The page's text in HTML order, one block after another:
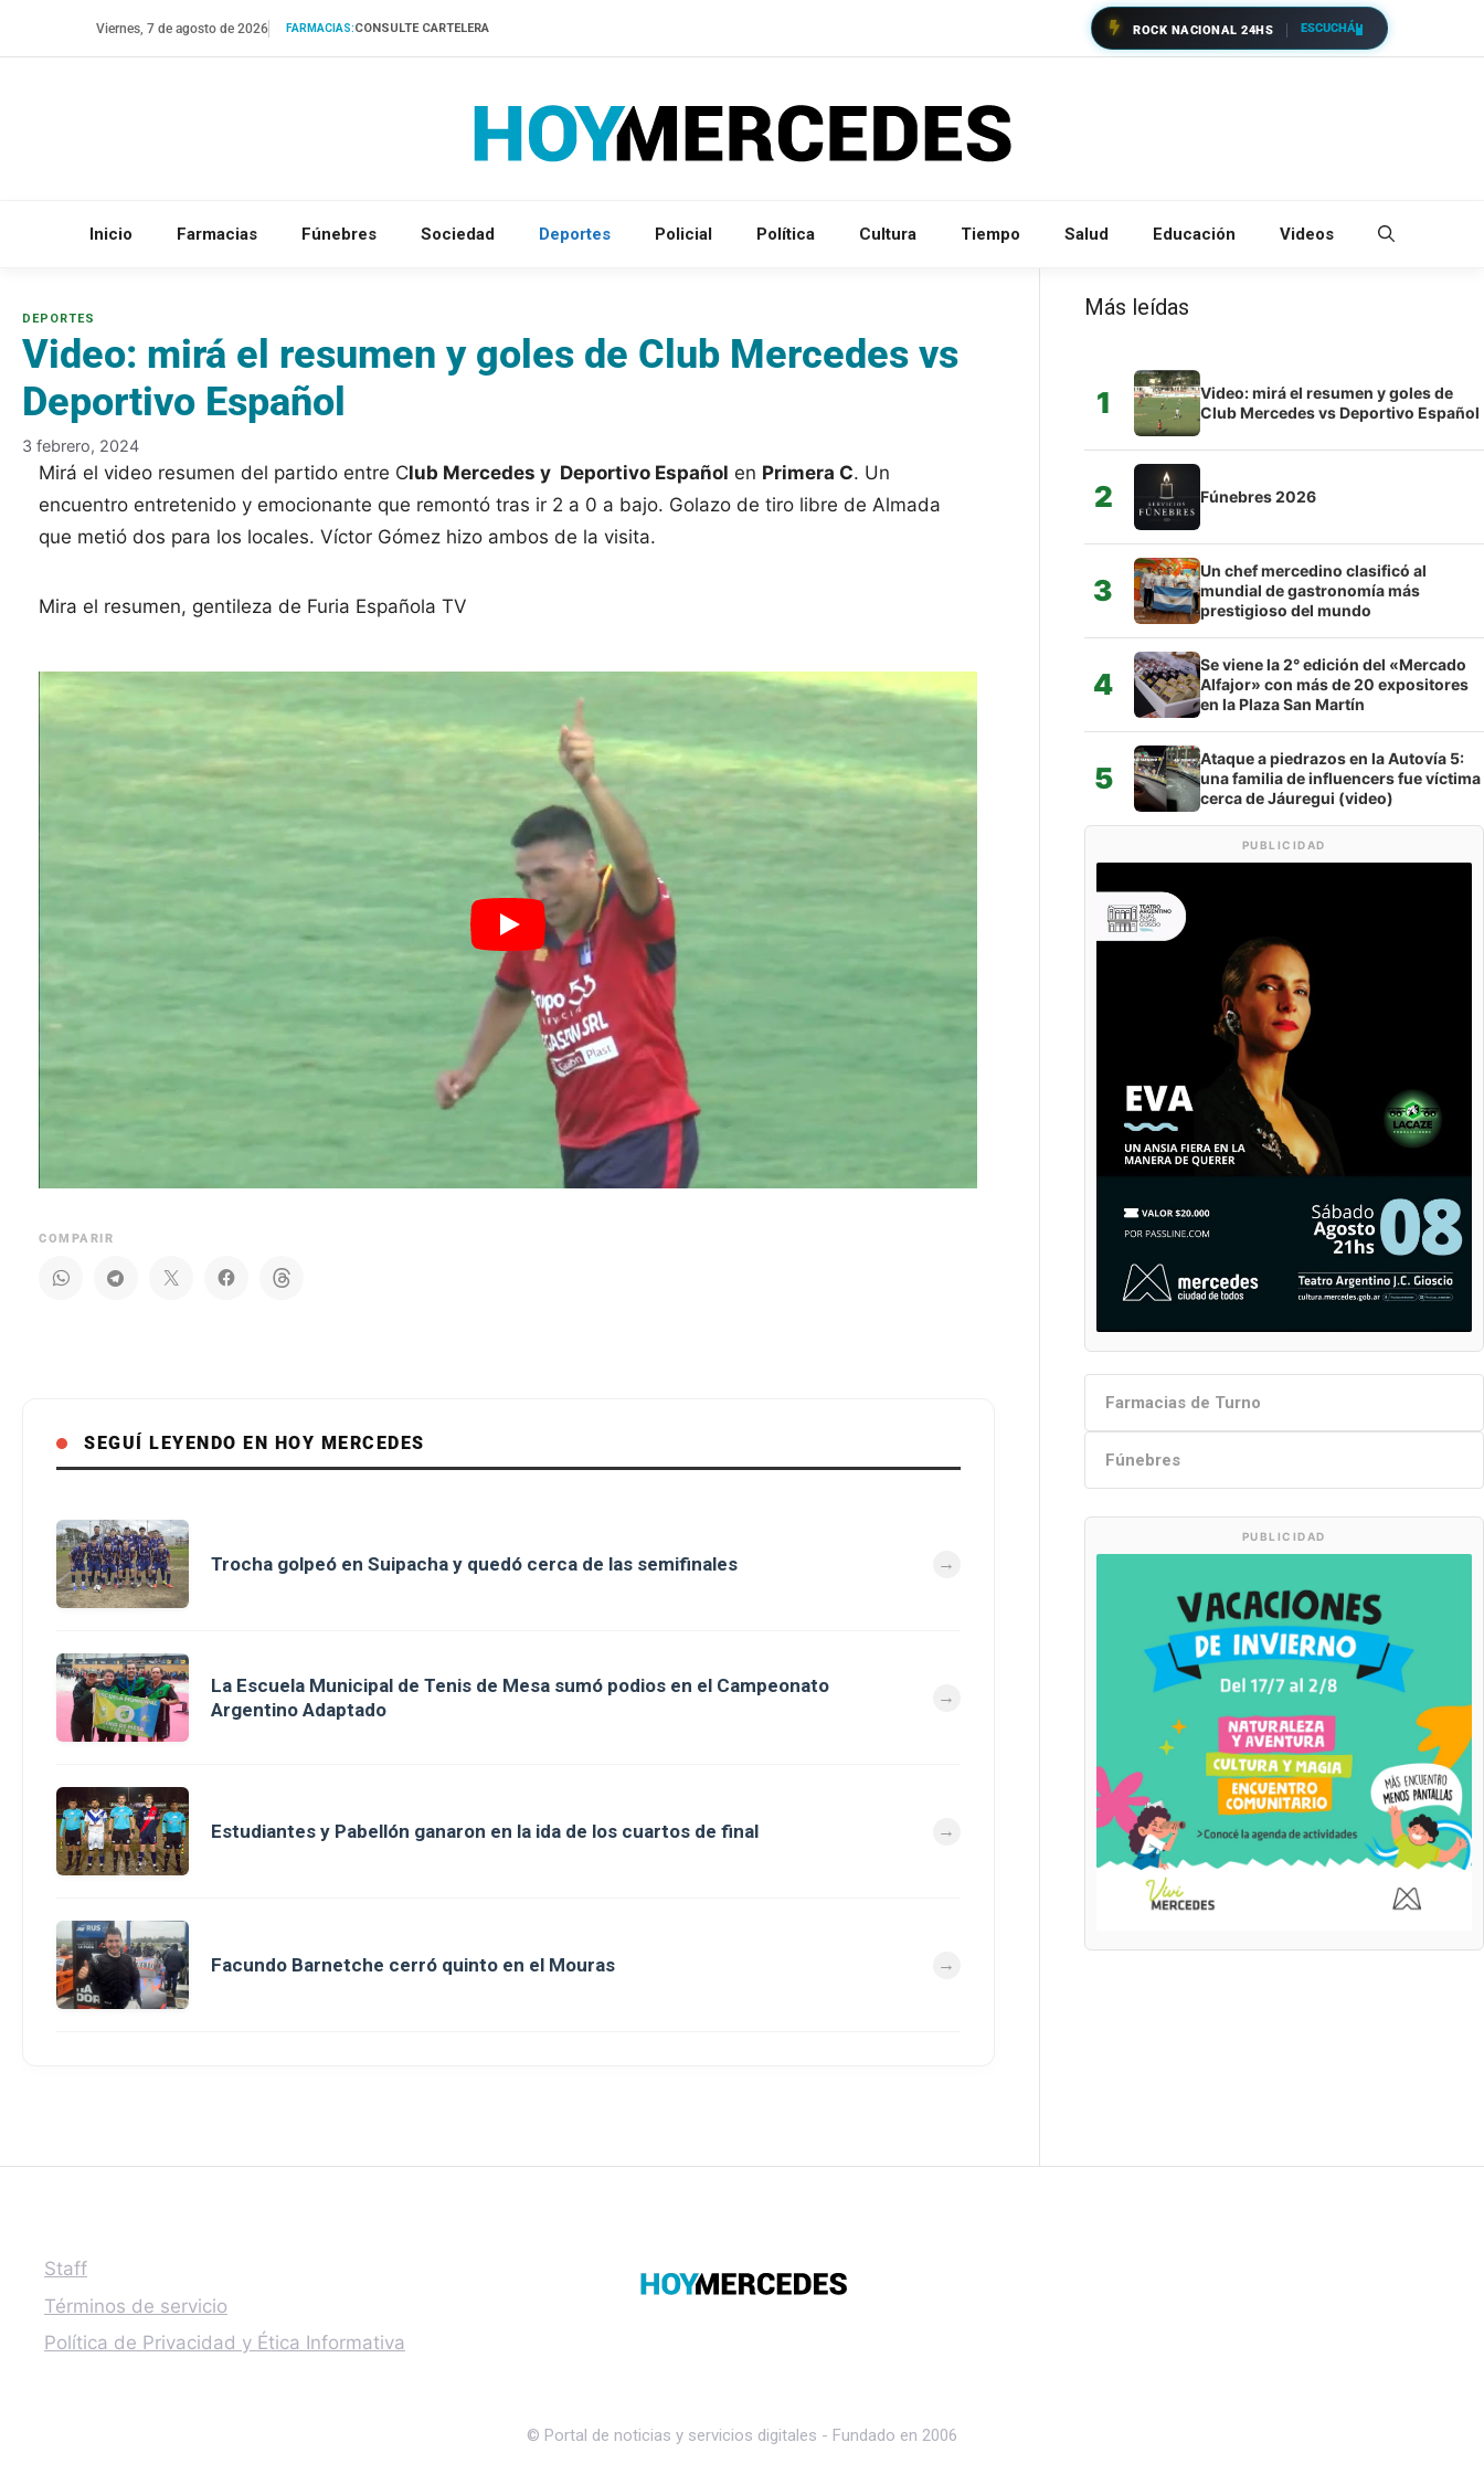
Viernes, 7 de agosto de 2026 FARMACIAS:CONSULTE CARTELERA ROCK NACIONAL 24HS ESCUCHÁ
Inicio Farmacias Fúnebres Sociedad Deportes Policial Política Cultura Tiempo Salud Educación Videos
Video: mirá el resumen y goles de Club Mercedes vs
Deportivo Español
3 febrero, 2024
Mirá el video resumen del partido entre Club Mercedes y Deportivo Español en Primera C. Un
encuentro entretenido y emocionante que remontó tras ir 2 a 0 a bajo. Golazo de tiro libre de Almada
que metió dos para los locales. Víctor Gómez hizo ambos de la visita.
Mira el resumen, gentileza de Furia Española TV
COMPARIR
SEGUÍ LEYENDO EN HOY MERCEDES
Trocha golpeó en Suipacha y quedó cerca de las semifinales
La Escuela Municipal de Tenis de Mesa sumó podios en el Campeonato
Argentino Adaptado
Estudiantes y Pabellón ganaron en la ida de los cuartos de final
Facundo Barnetche cerró quinto en el Mouras
Más leídas
1
Video: mirá el resumen y goles de
Club Mercedes vs Deportivo Español
2 Fúnebres 2026
3
Un chef mercedino clasificó al
mundial de gastronomía más
prestigioso del mundo
4
Se viene la 2° edición del «Mercado
Alfajor» con más de 20 expositores
en la Plaza San Martín
5
Ataque a piedrazos en la Autovía 5:
una familia de influencers fue víctima
cerca de Jáuregui (video)
PUBLICIDAD
Farmacias de Turno
Fúnebres
PUBLICIDAD
Staff
Términos de servicio
Política de Privacidad y Ética Informativa
© Portal de noticias y servicios digitales - Fundado en 2006